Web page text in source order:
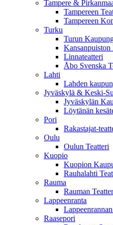
Tampere &
Tampereen
Tampereen
Turku
Turun
Kansanpuiston
Linnateatteri
Åbo Svenska
Lahti
Lahden
Jyväskylä & Keski-
Jyväskylän
Löytänän
Pori
Rakastajat-
Oulu
Oulun Teatteri
Kuopio
Kuopion
Rauhalahti
Rauma
Rauman
Lappeenranta
Raasepori